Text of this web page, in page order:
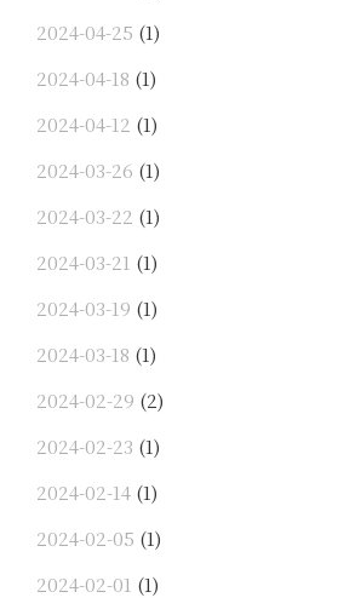
2024-04-25 (1)
2024-04-18 (1)
2024-04-12 (1)
2024-03-26 (1)
2024-03-22 (1)
2024-03-21 (1)
2024-03-19 (1)
2024-03-18 (1)
2024-02-29 (2)
2024-02-23 (1)
2024-02-14 (1)
2024-02-05 (1)
2024-02-01 (1)